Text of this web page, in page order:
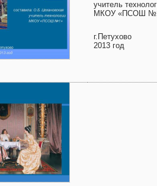
учитель
МКОУ «ПСОШ
г.Петухово
2013 год